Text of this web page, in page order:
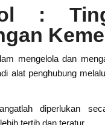
:
mengelola dan
alat penghubung
diperlukan